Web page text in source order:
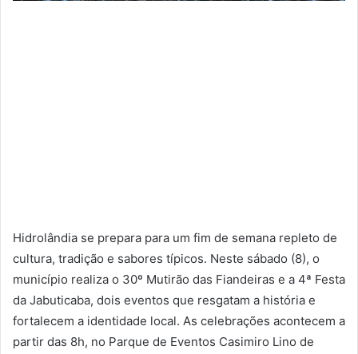
Hidrolândia se prepara para um fim de semana repleto de
cultura, tradição e sabores típicos. Neste sábado (8), o
município realiza o 30º Mutirão das Fiandeiras e a 4ª Festa
da Jabuticaba, dois eventos que resgatam a história e
fortalecem a identidade local. As celebrações acontecem a
partir das 8h, no Parque de Eventos Casimiro Lino de